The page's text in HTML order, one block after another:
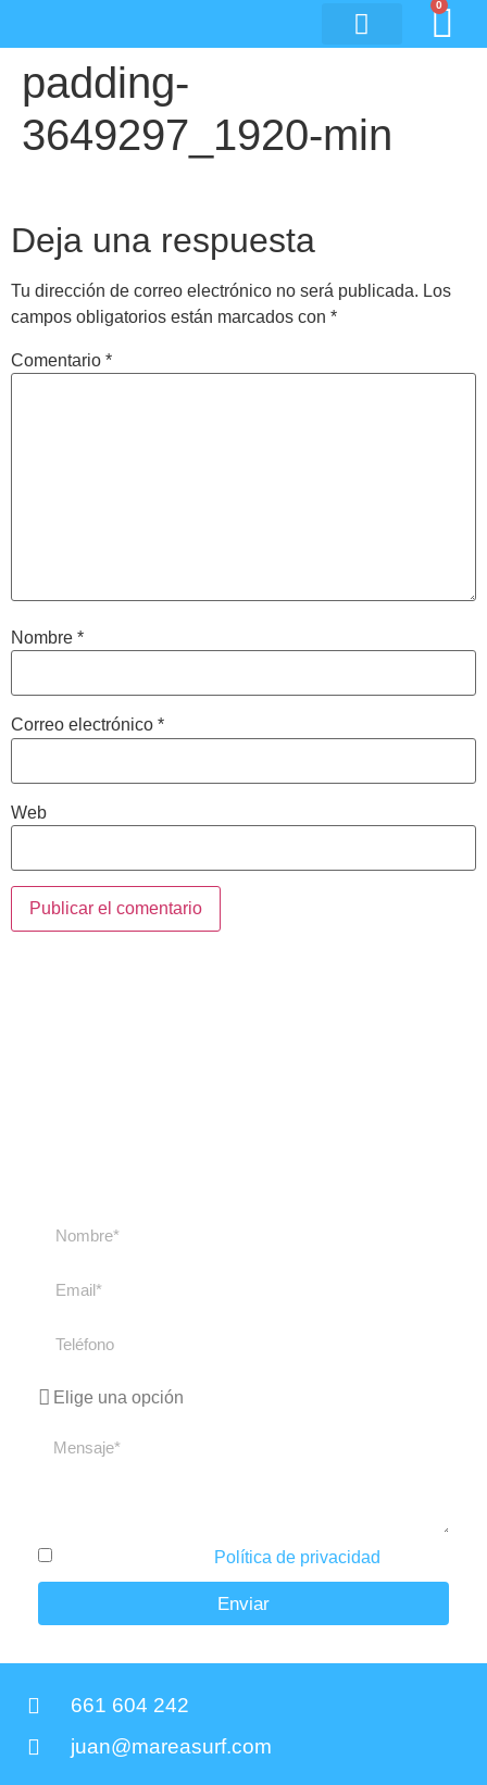
0
padding-
3649297_1920-min
Deja una respuesta
Tu dirección de correo electrónico no será publicada. Los
campos obligatorios están marcados con *
Comentario *
Nombre *
Correo electrónico *
Web
Política de privacidad
Enviar
661 604 242
juan@mareasurf.com